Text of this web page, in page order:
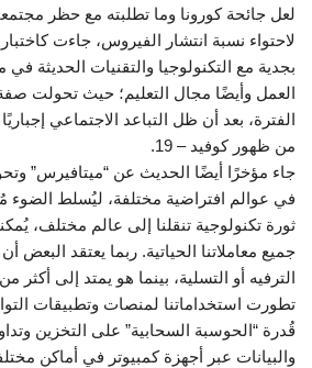
لعل جائحة كورونا وما تطلبته مع حظر
لاحتواء نسبة انتشار الفيروس، جاءت
بجدية مع التكنولوجيا والتقنيات الحديثة
العمل وأيضًا مجال التعليم؛ حيث تحولت
الفترة، بعد أن ظل التباعد الاجتماعي
من ظهور كوفيد – 19.
جاء مؤخرًا أيضًا الحديث عن “ميتافيرس”
في عوالم افتراضية مختلفة، ليُسلط الضوء
ثورة تكنولوجية تنقلنا إلى عالم مختلف،
جميع معاملاتنا الحياتية. ربما يعتقد البعض
الترفيه أو التسلية، بينما هو يمتد إلى أكثر
تطورت استخداماتنا لمنصات وتطبيقات
قُدرة “الحوسبة السحابية” على التخزين
والبيانات عبر أجهزة كمبيوتر في أماكن